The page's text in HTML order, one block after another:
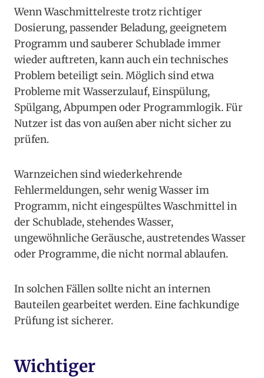
Wenn Waschmittelreste trotz richtiger
Dosierung, passender Beladung, geeignetem
Programm und sauberer Schublade immer
wieder auftreten, kann auch ein technisches
Problem beteiligt sein. Möglich sind etwa
Probleme mit Wasserzulauf, Einspülung,
Spülgang, Abpumpen oder Programmlogik. Für
Nutzer ist das von außen aber nicht sicher zu
prüfen.
Warnzeichen sind wiederkehrende
Fehlermeldungen, sehr wenig Wasser im
Programm, nicht eingespültes Waschmittel in
der Schublade, stehendes Wasser,
ungewöhnliche Geräusche, austretendes Wasser
oder Programme, die nicht normal ablaufen.
In solchen Fällen sollte nicht an internen
Bauteilen gearbeitet werden. Eine fachkundige
Prüfung ist sicherer.
Wichtiger